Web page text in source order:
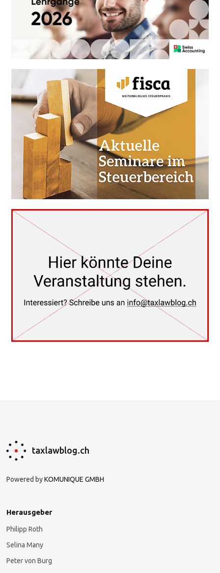
taxlawblog.ch
Powered byKOMUNIQUE GMBH
Herausgeber
Philipp Roth
Selina Many
Peter von Burg